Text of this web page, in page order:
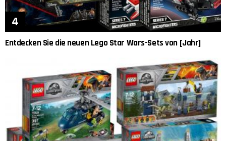
Entdecken Sie die neuen Lego Star Wars-Sets von [Jahr]